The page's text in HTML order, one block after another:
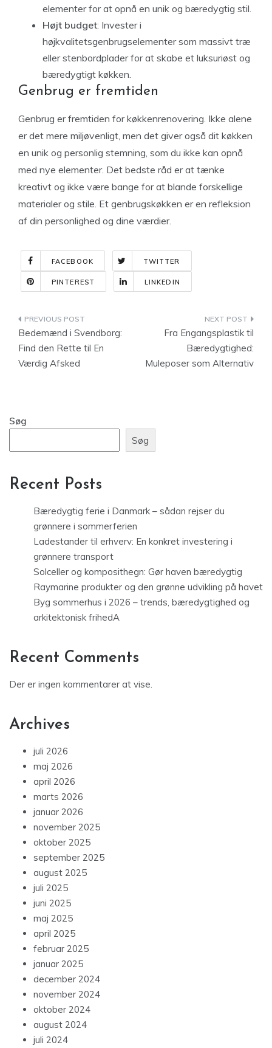
elementer for at opnå en unik og bæredygtig stil.
Højt budget: Invester i
højkvalitetsgenbrugselementer som massivt træ
eller stenbordplader for at skabe et luksuriøst og
bæredygtigt køkken.
Genbrug er fremtiden
Genbrug er fremtiden for køkkenrenovering. Ikke alene
er det mere miljøvenligt, men det giver også dit køkken
en unik og personlig stemning, som du ikke kan opnå
med nye elementer. Det bedste råd er at tænke
kreativt og ikke være bange for at blande forskellige
materialer og stile. Et genbrugskøkken er en refleksion
af din personlighed og dine værdier.
FACEBOOK TWITTER
PINTEREST LINKEDIN
Indlægsnavigation
Bedemænd i Svendborg:
Find den Rette til En
Værdig Afsked
Fra Engangsplastik til
Bæredygtighed:
Muleposer som Alternativ
Søg
Søg
Recent Posts
Bæredygtig ferie i Danmark – sådan rejser du
grønnere i sommerferien
Ladestander til erhverv: En konkret investering i
grønnere transport
Solceller og komposithegn: Gør haven bæredygtig
Raymarine produkter og den grønne udvikling på havet
Byg sommerhus i 2026 – trends, bæredygtighed og
arkitektonisk frihedA
Recent Comments
Der er ingen kommentarer at vise.
Archives
juli 2026
maj 2026
april 2026
marts 2026
januar 2026
november 2025
oktober 2025
september 2025
august 2025
juli 2025
juni 2025
maj 2025
april 2025
februar 2025
januar 2025
december 2024
november 2024
oktober 2024
august 2024
juli 2024